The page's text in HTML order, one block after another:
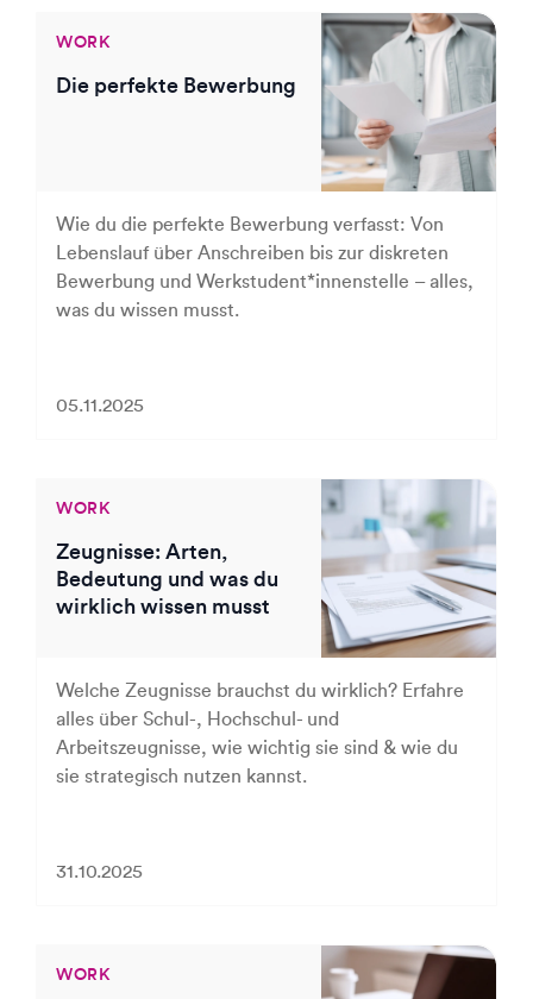
WORK
Die perfekte Bewerbung
Wie du die perfekte Bewerbung verfasst: Von
Lebenslauf über Anschreiben bis zur diskreten
Bewerbung und Werkstudent*innenstelle – alles,
was du wissen musst.
05.11.2025
WORK
Zeugnisse: Arten,
Bedeutung und was du
wirklich wissen musst
Welche Zeugnisse brauchst du wirklich? Erfahre
alles über Schul-, Hochschul- und
Arbeitszeugnisse, wie wichtig sie sind & wie du
sie strategisch nutzen kannst.
31.10.2025
WORK